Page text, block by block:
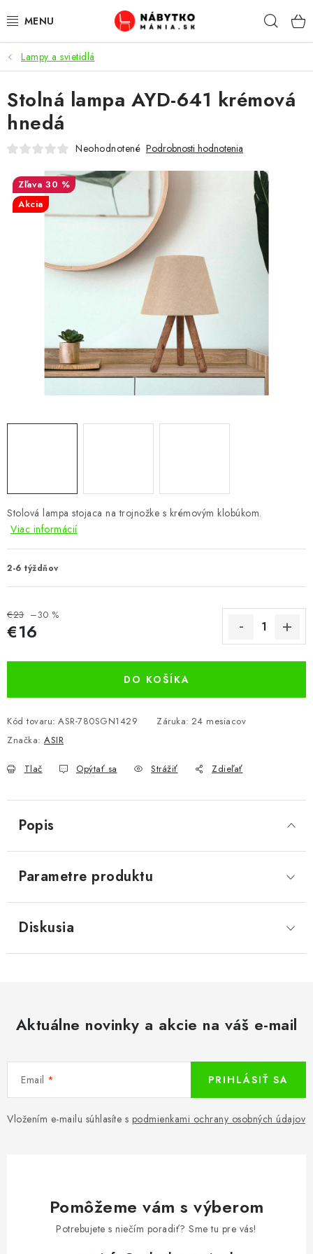
na
VÝPREDAJ
NOVINKY
OBÝVACIA IZBA
KUCHYŇA
SPÁĽŇA
PRACOVŇA / KANCELÁRIA
DETSKÉ A ŠTUDENTSKÉ
ZÁHRADA
Reklamácie a odstúpenie od zmluvy
Lampy a svietidlá
Stolová lampa stojaca na trojnožke s krémovým klobúkom.
Viac informácií
2-6 týždňov
€23 –30 %
€16
DO KOŠÍKA
Kód tovaru: ASR-780SGN1429 Záruka: 24 mesiacov
Značka: ASIR
Tlač Opýtať sa Strážiť Zdieľať
Stolná lampa AYD-641 krémová
hnedá
Neohodnotené Podrobnosti hodnotenia
30 %
Akcia
Popis
Parametre produktu
Diskusia
Aktuálne novinky a akcie na váš e-mail
Email
Vložením e-mailu súhlasíte s podmienkami ochrany osobných údajov
PRIHLÁSIŤ SA
Pomôžeme vám s výberom
Potrebujete s niečím poradiť? Sme tu pre vás!